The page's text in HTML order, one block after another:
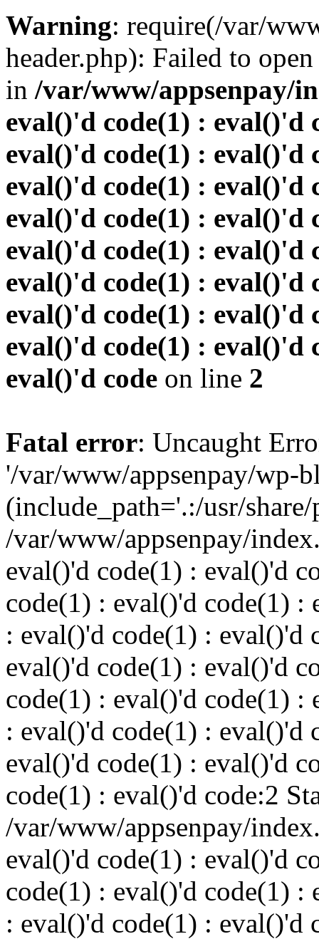
Warning: require(/var/
header.php): Failed to
in /var/www/appsenpay/
eval()'d code(1) : eval()'d
eval()'d code(1) : eval()'d
eval()'d code(1) : eval()'d
eval()'d code(1) : eval()'d
eval()'d code(1) : eval()'d
eval()'d code(1) : eval()'d
eval()'d code(1) : eval()'d
eval()'d code(1) : eval()'d
eval()'d code on line 2
Fatal error: Uncaught
'/var/www/appsenpay/wp-
(include_path='.:/usr/
/var/www/appsenpay/
eval()'d code(1) : eval()'d
code(1) : eval()'d code(1) :
: eval()'d code(1) : eval()'d
eval()'d code(1) : eval()'d
code(1) : eval()'d code(1) :
: eval()'d code(1) : eval()'d
eval()'d code(1) : eval()'d
code(1) : eval()'d code:2
/var/www/appsenpay/
eval()'d code(1) : eval()'d
code(1) : eval()'d code(1) :
: eval()'d code(1) : eval()'d